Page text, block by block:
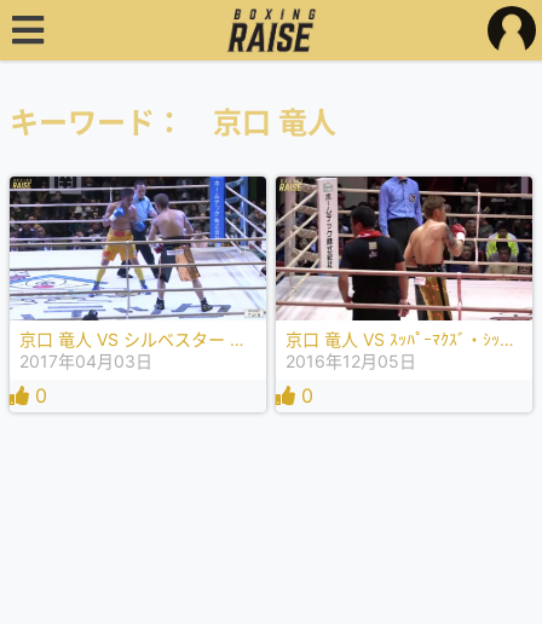
キーワード： 京口 竜人
京口 竜人 VS シルベスター ロペス
2017年04月03日
0
京口 竜人 VS ｽｯﾊﾟｰﾏｸｽﾞ・ｼｯﾄﾀﾞｰﾌﾟﾆｯﾄ
2016年12月05日
0